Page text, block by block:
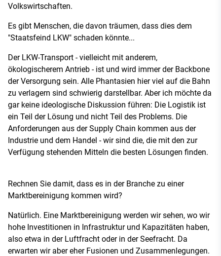
Volkswirtschaften.
Es gibt Menschen, die davon träumen, dass dies dem
"Staatsfeind LKW" schaden könnte...
Der LKW-Transport - vielleicht mit anderem,
ökologischerem Antrieb - ist und wird immer der Backbone
der Versorgung sein. Alle Phantasien hier viel auf die Bahn
zu verlagern sind schwierig darstellbar. Aber ich möchte da
gar keine ideologische Diskussion führen: Die Logistik ist
ein Teil der Lösung und nicht Teil des Problems. Die
Anforderungen aus der Supply Chain kommen aus der
Industrie und dem Handel - wir sind die, die mit den zur
Verfügung stehenden Mitteln die besten Lösungen finden.
Rechnen Sie damit, dass es in der Branche zu einer
Marktbereinigung kommen wird?
Natürlich. Eine Marktbereinigung werden wir sehen, wo wir
hohe Investitionen in Infrastruktur und Kapazitäten haben,
also etwa in der Luftfracht oder in der Seefracht. Da
erwarten wir aber eher Fusionen und Zusammenlegungen.